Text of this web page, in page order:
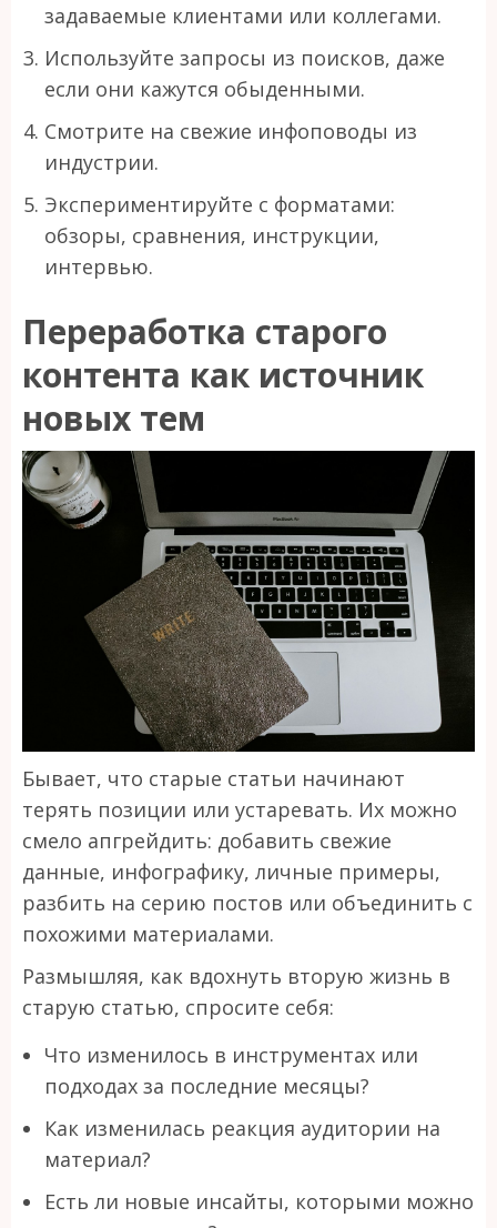
задаваемые клиентами или коллегами.
Используйте запросы из поисков, даже
если они кажутся обыденными.
Смотрите на свежие инфоповоды из
индустрии.
Экспериментируйте с форматами:
обзоры, сравнения, инструкции,
интервью.
Переработка старого
контента как источник
новых тем
Бывает, что старые статьи начинают
терять позиции или устаревать. Их можно
смело апгрейдить: добавить свежие
данные, инфографику, личные примеры,
разбить на серию постов или объединить с
похожими материалами.
Размышляя, как вдохнуть вторую жизнь в
старую статью, спросите себя:
Что изменилось в инструментах или
подходах за последние месяцы?
Как изменилась реакция аудитории на
материал?
Есть ли новые инсайты, которыми можно